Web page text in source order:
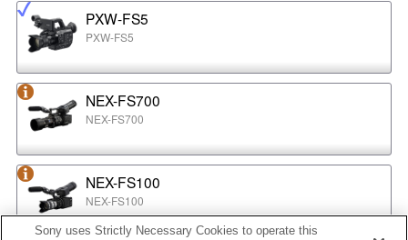
PXW-FS5
PXW-FS5
NEX-FS700
NEX-FS700
NEX-FS100
NEX-FS100
Sony uses Strictly Necessary Cookies to operate this